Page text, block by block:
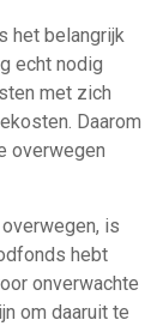
het belangrijk
echt nodig
met zich
Daarom
overwegen
is
hebt
onverwachte
om daaruit te